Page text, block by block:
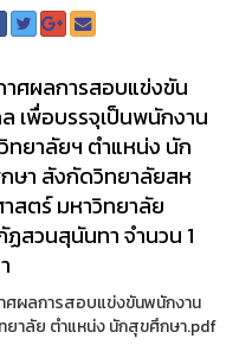
าศผลการสอบแข่งขัน
เพื่อบรรจุเป็นพนักงาน
ทยาลัยฯ ตำแหน่ง นัก
ษา สังกัดวิทยาลัยสห
าสตร์ มหาวิทยาลัย
ฏสวนสุนันทา จำนวน 1
ศผลการสอบแข่งขันพนักงาน
ยาลัย ตำแหน่ง นักสุขศึกษา.pdf